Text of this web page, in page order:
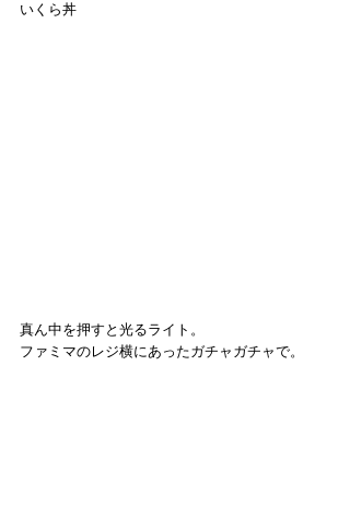
いくら丼
真ん中を押すと光るライト。
ファミマのレジ横にあったガチャガチャで。